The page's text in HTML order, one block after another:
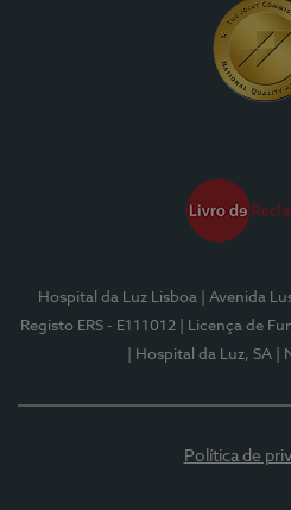
Hospital da Luz Lisboa | Avenida
Registo ERS - E111012
| Licença de
| Hospital da Luz, SA
|
Política de